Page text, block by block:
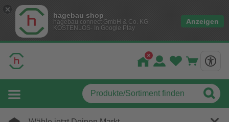
hagebau shop
hagebau connect GmbH & Co. KG
KOSTENLOS- In Google Play
Anzeigen